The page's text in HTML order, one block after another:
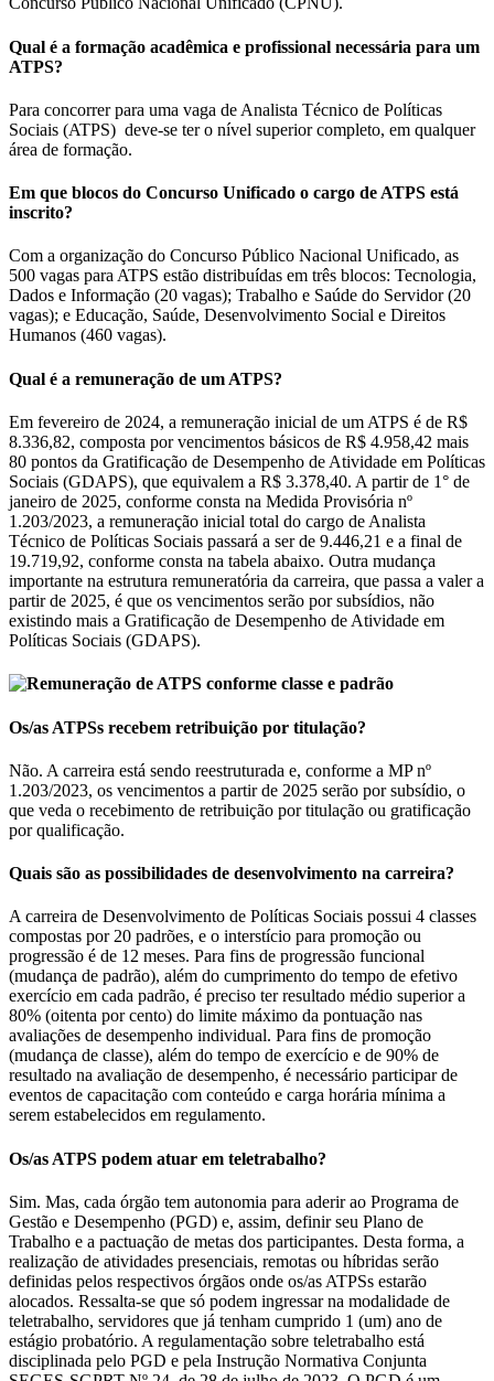
Qual é a formação acadêmica e profissional necessária para um
ATPS?
Para concorrer para uma vaga de Analista Técnico de Políticas
Sociais (ATPS) deve-se ter o nível superior completo, em qualquer
área de formação.
Em que blocos do Concurso Unificado o cargo de ATPS está
inscrito?
Com a organização do Concurso Público Nacional Unificado, as
500 vagas para ATPS estão distribuídas em três blocos: Tecnologia,
Dados e Informação (20 vagas); Trabalho e Saúde do Servidor (20
vagas); e Educação, Saúde, Desenvolvimento Social e Direitos
Humanos (460 vagas).
Qual é a remuneração de um ATPS?
Em fevereiro de 2024, a remuneração inicial de um ATPS é de R$
8.336,82, composta por vencimentos básicos de R$ 4.958,42 mais
80 pontos da Gratificação de Desempenho de Atividade em Políticas
Sociais (GDAPS), que equivalem a R$ 3.378,40. A partir de 1° de
janeiro de 2025, conforme consta na Medida Provisória nº
1.203/2023, a remuneração inicial total do cargo de Analista
Técnico de Políticas Sociais passará a ser de 9.446,21 e a final de
19.719,92, conforme consta na tabela abaixo. Outra mudança
importante na estrutura remuneratória da carreira, que passa a valer a
partir de 2025, é que os vencimentos serão por subsídios, não
existindo mais a Gratificação de Desempenho de Atividade em
Políticas Sociais (GDAPS).
Os/as ATPSs recebem retribuição por titulação?
Não. A carreira está sendo reestruturada e, conforme a MP nº
1.203/2023, os vencimentos a partir de 2025 serão por subsídio, o
que veda o recebimento de retribuição por titulação ou gratificação
por qualificação.
Quais são as possibilidades de desenvolvimento na carreira?
A carreira de Desenvolvimento de Políticas Sociais possui 4 classes
compostas por 20 padrões, e o interstício para promoção ou
progressão é de 12 meses. Para fins de progressão funcional
(mudança de padrão), além do cumprimento do tempo de efetivo
exercício em cada padrão, é preciso ter resultado médio superior a
80% (oitenta por cento) do limite máximo da pontuação nas
avaliações de desempenho individual. Para fins de promoção
(mudança de classe), além do tempo de exercício e de 90% de
resultado na avaliação de desempenho, é necessário participar de
eventos de capacitação com conteúdo e carga horária mínima a
serem estabelecidos em regulamento.
Os/as ATPS podem atuar em teletrabalho?
Sim. Mas, cada órgão tem autonomia para aderir ao Programa de
Gestão e Desempenho (PGD) e, assim, definir seu Plano de
Trabalho e a pactuação de metas dos participantes. Desta forma, a
realização de atividades presenciais, remotas ou híbridas serão
definidas pelos respectivos órgãos onde os/as ATPSs estarão
alocados. Ressalta-se que só podem ingressar na modalidade de
teletrabalho, servidores que já tenham cumprido 1 (um) ano de
estágio probatório. A regulamentação sobre teletrabalho está
disciplinada pelo PGD e pela Instrução Normativa Conjunta